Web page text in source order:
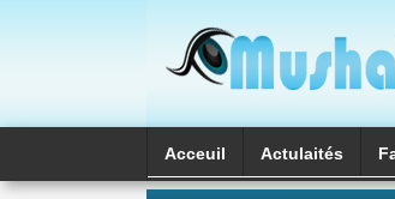
Acceuil Actulaités